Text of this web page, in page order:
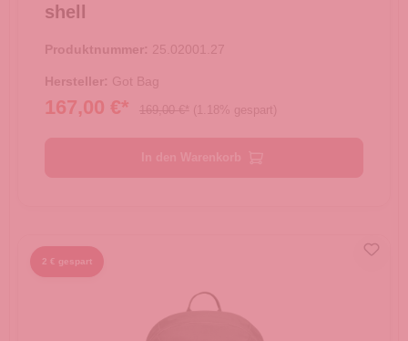
shell
Produktnummer: 25.02001.27
Hersteller: Got Bag
167,00 €* 169,00 €* (1.18% gespart)
2 € gespart